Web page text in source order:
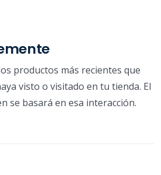
productos más recientes que
visto o visitado en tu tienda. El
se basará en esa interacción.